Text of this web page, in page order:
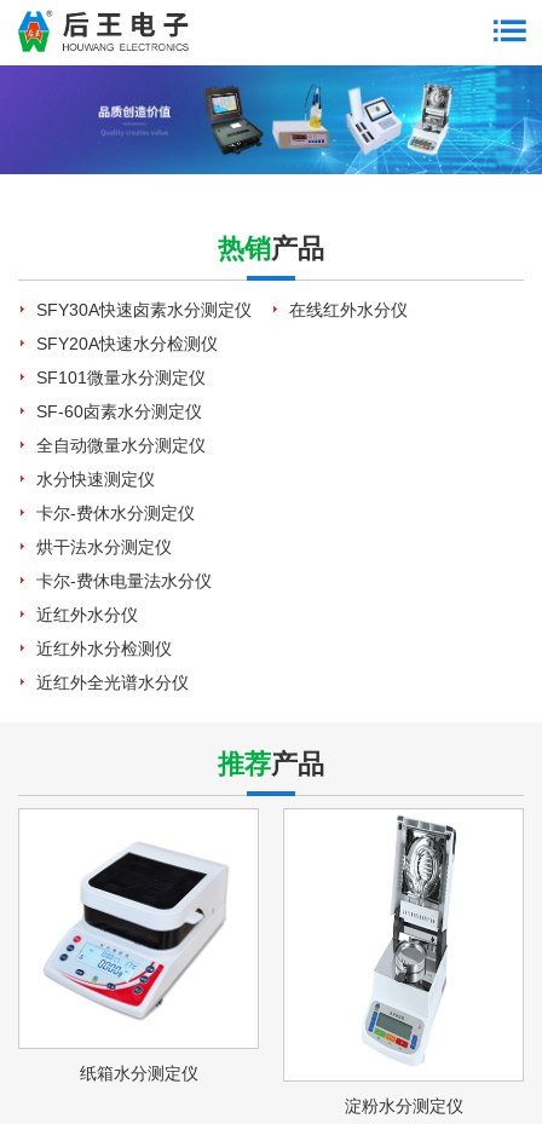
热销产品
SFY30A快速卤素水分测定仪
SFY20A快速水分检测仪
SF101微量水分测定仪
SF-60卤素水分测定仪
全自动微量水分测定仪
水分快速测定仪
卡尔-费休水分测定仪
烘干法水分测定仪
卡尔-费休电量法水分仪
近红外水分仪
近红外水分检测仪
近红外全光谱水分仪
在线红外水分仪
推荐产品
纸箱水分测定仪
淀粉水分测定仪